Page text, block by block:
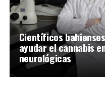
Científicos
ayudar el cannabis
neurológicas